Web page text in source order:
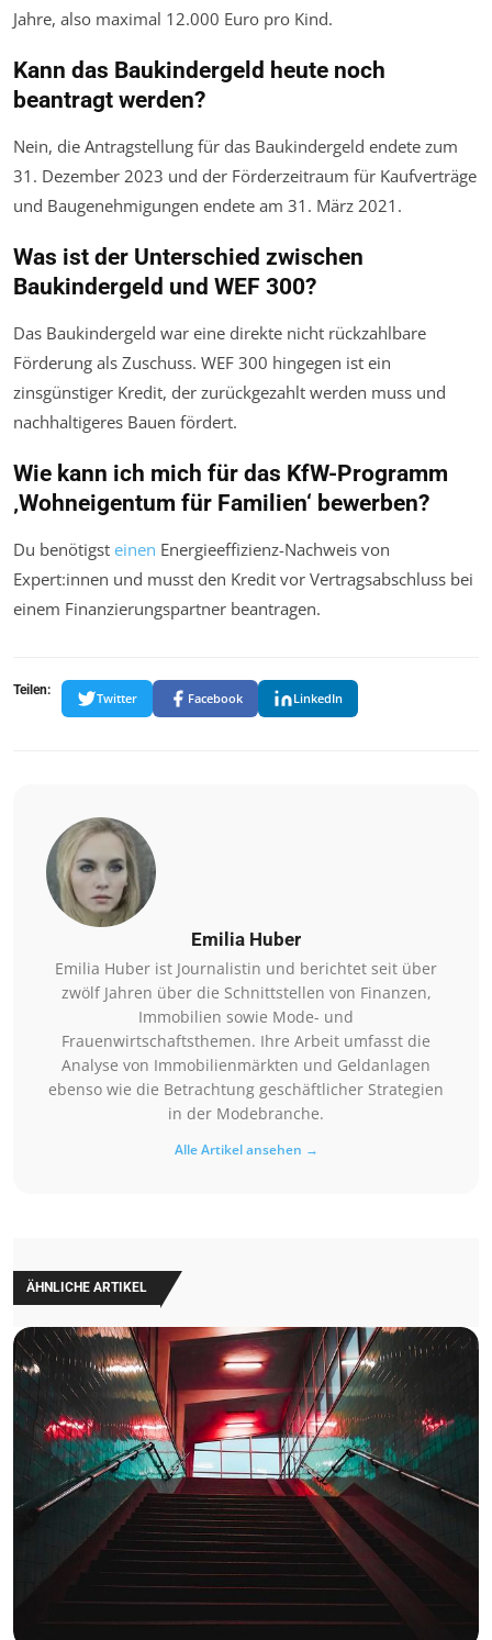
Jahre, also maximal 12.000 Euro pro Kind.
Kann das Baukindergeld heute noch
beantragt werden?
Nein, die Antragstellung für das Baukindergeld endete zum
31. Dezember 2023 und der Förderzeitraum für Kaufverträge
und Baugenehmigungen endete am 31. März 2021.
Was ist der Unterschied zwischen
Baukindergeld und WEF 300?
Das Baukindergeld war eine direkte nicht rückzahlbare
Förderung als Zuschuss. WEF 300 hingegen ist ein
zinsgünstiger Kredit, der zurückgezahlt werden muss und
nachhaltigeres Bauen fördert.
Wie kann ich mich für das KfW-Programm
‚Wohneigentum für Familien‘ bewerben?
Du benötigst einen Energieeffizienz-Nachweis von
Expert:innen und musst den Kredit vor Vertragsabschluss bei
einem Finanzierungspartner beantragen.
Teilen:
Twitter Facebook LinkedIn
Emilia Huber
Emilia Huber ist Journalistin und berichtet seit über
zwölf Jahren über die Schnittstellen von Finanzen,
Immobilien sowie Mode- und
Frauenwirtschaftsthemen. Ihre Arbeit umfasst die
Analyse von Immobilienmärkten und Geldanlagen
ebenso wie die Betrachtung geschäftlicher Strategien
in der Modebranche.
Alle Artikel ansehen →
ÄHNLICHE ARTIKEL